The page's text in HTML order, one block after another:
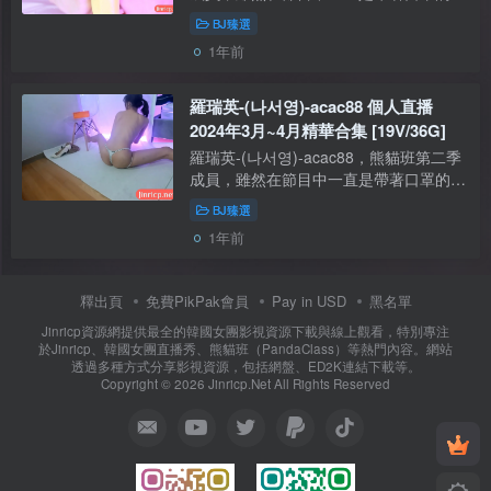
底辣妹，但在個人直播中一直露臉，且非
常敬業，不論舞蹈還是發燒，都永遠線
上。 【資源型別】：自錄影片【是否有
BJ臻選
1年前
羅瑞英-(나서영)-acac88 個人直播
2024年3月~4月精華合集 [19V/36G]
羅瑞英-(나서영)-acac88，熊貓班第二季
成員，雖然在節目中一直是帶著口罩的墊
底辣妹，但在個人直播中一直露臉，且非
常敬業，不論舞蹈還是發燒，都永遠線
上。本期分享她在2024年3月到4月之間
BJ臻選
1年前
釋出頁 免費PikPak會員 Pay in USD 黑名單
Jinricp資源網提供最全的韓國女團影視資源下載與線上觀看，特別專注
於Jinricp、韓國女團直播秀、熊貓班（PandaClass）等熱門內容。網站
透過多種方式分享影視資源，包括網盤、ED2K連結下載等。
Copyright © 2026 Jinricp.Net All Rights Reserved